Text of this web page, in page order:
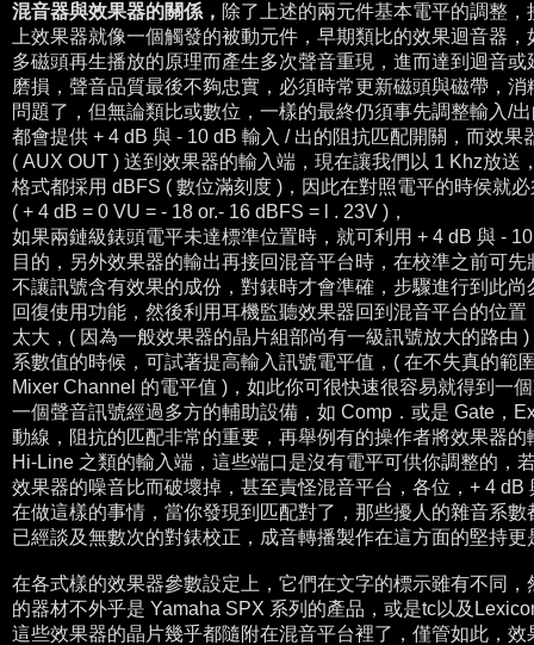
混音器與效果器的關係， 除了上述的兩元件基本電平的調整
上效果器就像一個觸發的被動元件，早期類比的效果迴音器
多磁頭再生播放的原理而產生多次聲音重現，進而達到迴音
磨損，聲音品質最後不夠忠實，必須時常更新磁頭與磁帶，
問題了，但無論類比或數位，一樣的最終仍須事先調整輸入/
都會提供 + 4 dB 與 - 10 dB 輸入 / 出的阻抗匹配開關，而效
( AUX OUT ) 送到效果器的輸入端，現在讓我們以 1 Khz放送
格式都採用 dBFS ( 數位滿刻度 )，因此在對照電平的時侯就
( + 4 dB = 0 VU = - 18 or.- 16 dBFS = l . 23V )，
如果兩鏈級錶頭電平未達標準位置時，就可利用 + 4 dB 與 -
目的，另外效果器的輸出再接回混音平台時，在校準之前可
不讓訊號含有效果的成份，對錶時才會準確，步驟進行到此尚
回復使用功能，然後利用耳機監聽效果器回到混音平台的位
太大，( 因為一般效果器的晶片組部尚有一級訊號放大的路由
系數值的時候，可試著提高輸入訊號電平值，( 在不失真的範
Mixer Channel 的電平值 )，如此你可很快速很容易就得到一
一個聲音訊號經過多方的輔助設備，如 Comp．或是 Gate，
動線，阻抗的匹配非常的重要，再舉例有的操作者將效果器的
Hi-Line 之類的輸入端，這些端口是沒有電平可供你調整的，
效果器的噪音比而破壞掉，甚至責怪混音平台， 各位，+ 4 dB
在做這樣的事情，當你發現到匹配對了， 那些擾人的雜音系數
已經談及無數次的對錶校正，成音轉播製作在這方面的堅持更
在各式樣的效果器參數設定上，它們在文字的標示雖有不同
的器材不外乎是 Yamaha SPX 系列的產品，或是tc以及
這些效果器的晶片幾乎都隨附在混音平台裡了，僅管如此，